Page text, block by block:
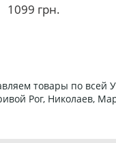
1099 грн.
товары по всей
Рог, Николаев,